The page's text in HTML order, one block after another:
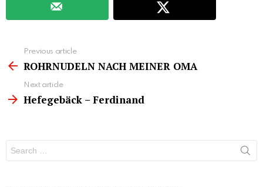
more
Previous article
ROHRNUDELN NACH MEINER OMA
Next article
Hefegebäck – Ferdinand
for: